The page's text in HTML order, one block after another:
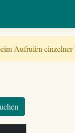
Aufrufen